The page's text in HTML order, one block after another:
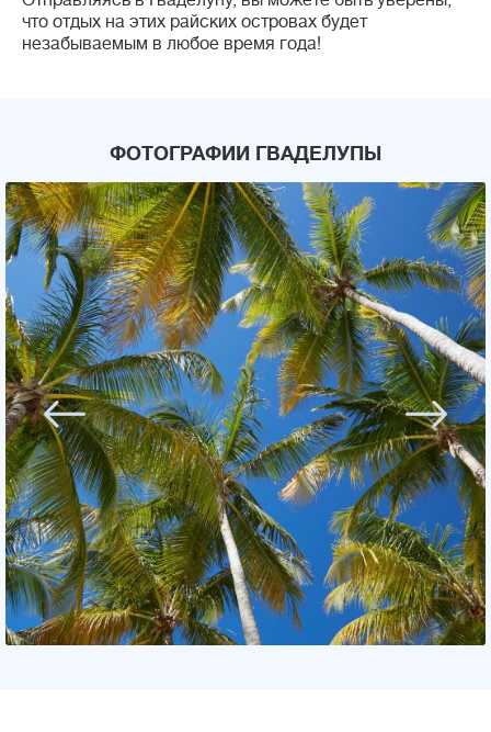
что отдых на этих райских островах будет
незабываемым в любое время года!
ФОТОГРАФИИ ГВАДЕЛУПЫ